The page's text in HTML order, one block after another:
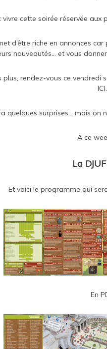
cette soirée réservée aux
d’être riche en annonces
nouveautés… et vous
rendez-vous ce vendredi
ICI.
quelques surprises… mais on
A ce
La
Et voici le programme qui
En